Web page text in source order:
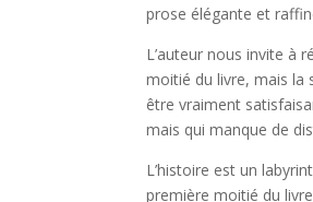
prose élégante et
L’auteur nous invite à
moitié du livre, mais la
être vraiment
mais qui manque de
L’histoire est un
première moitié du